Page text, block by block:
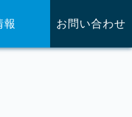
報 お問い合わせ